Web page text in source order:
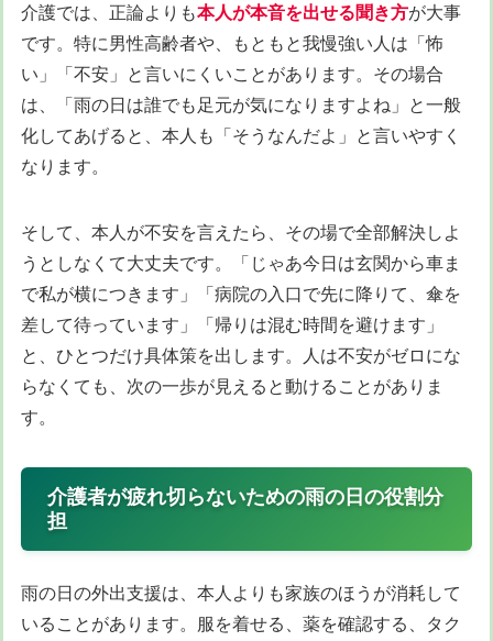
介護では、正論よりも本人が本音を出せる聞き方が大事
です。特に男性高齢者や、もともと我慢強い人は「怖
い」「不安」と言いにくいことがあります。その場合
は、「雨の日は誰でも足元が気になりますよね」と一般
化してあげると、本人も「そうなんだよ」と言いやすく
なります。
そして、本人が不安を言えたら、その場で全部解決しよ
うとしなくて大丈夫です。「じゃあ今日は玄関から車ま
で私が横につきます」「病院の入口で先に降りて、傘を
差して待っています」「帰りは混む時間を避けます」
と、ひとつだけ具体策を出します。人は不安がゼロにな
らなくても、次の一歩が見えると動けることがありま
す。
介護者が疲れ切らないための雨の日の役割分
担
雨の日の外出支援は、本人よりも家族のほうが消耗して
いることがあります。服を着せる、薬を確認する、タク